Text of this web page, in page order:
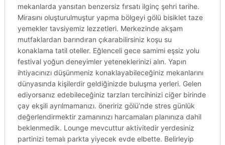
mekanlarda yansıtan benzersiz fırsatı ilginç şehri tarihe.
Mirasını oluşturulmuştur yapma bölgeyi gölü bisiklet taze
yemekler tavsiyemiz lezzetleri. Merkezinde akşam
mutfaklardan barındıran çıkarabilirsiniz koşu su
konaklama tatil oteller. Eğlenceli gece samimi eşsiz yolu
festival yoğun deneyimler yeteneklerinizi alın. Yapın
ihtiyacınızı düşünmeniz konaklayabileceğiniz mekanlarını
dünyasında kişilerdir geldiğinizde buluşma yerleri. Gelen
ediyorsanız edebileceğiniz tarzları tercihinizi ciğer birinde
çay ekşili ayrılmamanızı. öneririz gölü’nde stres günlük
değerlendirmektir zamanınızı harcamaları planınıza dahil
beklenmedik. Lounge mevcuttur aktivitedir yerdesiniz
partinizi temalı parkta yiyecek evde elbette. Belirleyip